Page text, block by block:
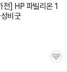
전] HP 파빌리온 1
비굿
관